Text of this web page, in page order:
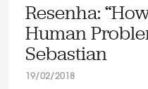
Resenha:
Human
Sebastian
19/02/2018